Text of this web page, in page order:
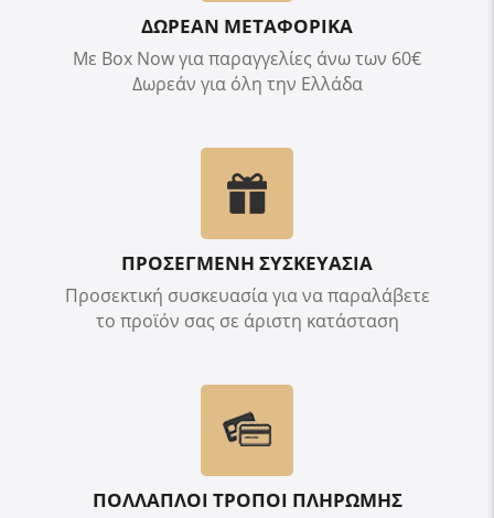
ΔΩΡΕΑΝ ΜΕΤΑΦΟΡΙΚΑ
Με Box Now για παραγγελίες άνω των 60€
Δωρεάν για όλη την Ελλάδα
ΠΡΟΣΕΓΜΕΝΗ ΣΥΣΚΕΥΑΣΙΑ
Προσεκτική συσκευασία για να παραλάβετε
το προϊόν σας σε άριστη κατάσταση
ΠΟΛΛΑΠΛΟΙ ΤΡΟΠΟΙ ΠΛΗΡΩΜΗΣ